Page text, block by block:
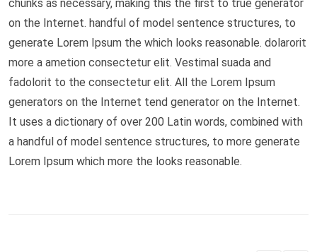
chunks as necessary, making this the first to true generator
on the Internet. handful of model sentence structures, to
generate Lorem Ipsum the which looks reasonable. dolarorit
more a ametion consectetur elit. Vestimal suada and
fadolorit to the consectetur elit. All the Lorem Ipsum
generators on the Internet tend generator on the Internet.
It uses a dictionary of over 200 Latin words, combined with
a handful of model sentence structures, to more generate
Lorem Ipsum which more the looks reasonable.